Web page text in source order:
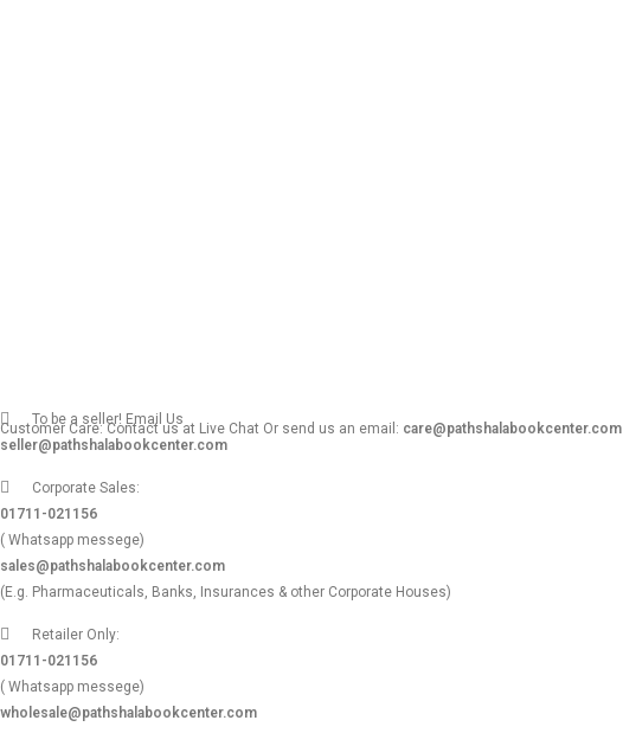
Customer Care: Contact us at Live Chat Or send us an email: care@pathshalabookcenter.com
To be a seller! Email Us
seller@pathshalabookcenter.com
Corporate Sales:
01711-021156
( Whatsapp messege)
sales@pathshalabookcenter.com
(E.g. Pharmaceuticals, Banks, Insurances & other Corporate Houses)
Retailer Only:
01711-021156
( Whatsapp messege)
wholesale@pathshalabookcenter.com